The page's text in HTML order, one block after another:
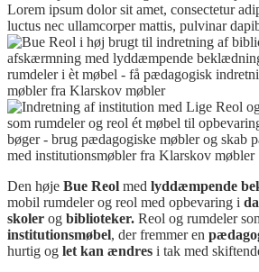
Lorem ipsum dolor sit amet, consectetur
luctus nec ullamcorper mattis, pulvinar
Den høje Bue Reol med lyddæmpende
mobil rumdeler og reol med opbevaring i
skoler og biblioteker. Reol og rumdeler
institutionsmøbel, der fremmer en
hurtig og let kan ændres i tak med